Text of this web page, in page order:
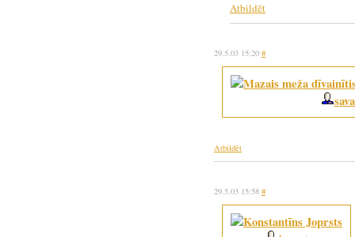
Atbildēt
29.5.03 15:20 #
Atbildēt
29.5.03 15:58 #